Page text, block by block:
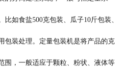
比如食盐500克包装、瓜子10斤包装、
包装处理。定量包装机是将产品的克
围，一般适应于颗粒、粉状、液体等